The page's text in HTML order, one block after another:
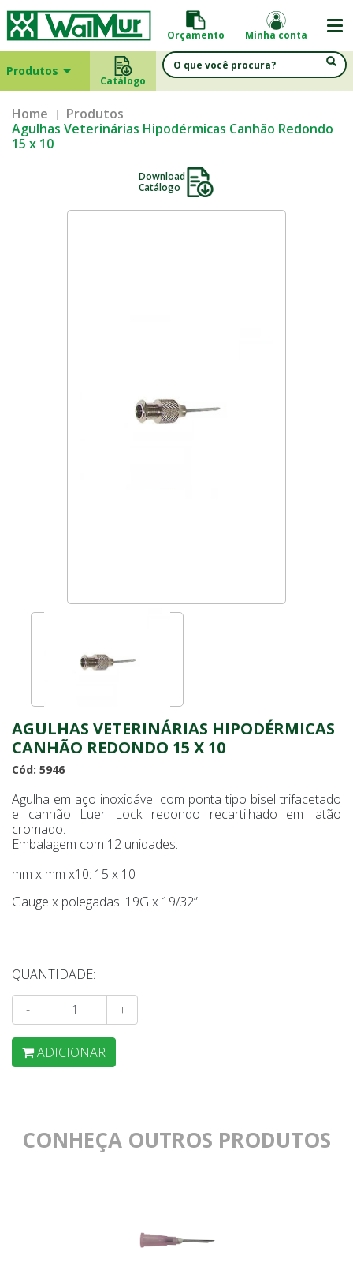
Orçamento Minha conta
Produtos
Catálogo
Home
Produtos
Agulhas Veterinárias Hipodérmicas Canhão Redondo
15 x 10
Download
Catálogo
AGULHAS VETERINÁRIAS HIPODÉRMICAS
CANHÃO REDONDO 15 X 10
Cód: 5946
Agulha em aço inoxidável com ponta tipo bisel trifacetado
e canhão Luer Lock redondo recartilhado em latão
cromado.
Embalagem com 12 unidades.
mm x mm x10: 15 x 10
Gauge x polegadas: 19G x 19/32”
QUANTIDADE:
- +
ADICIONAR
CONHEÇA OUTROS PRODUTOS